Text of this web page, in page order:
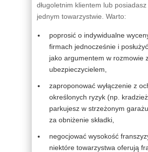
długoletnim klientem lub
jednym towarzystwie. Warto:
poprosić o indywidualne
firmach jednocześnie i
jako argumentem w rozmowie
ubezpieczycielem,
zaproponować wyłączenie z
określonych ryzyk (np.
parkujesz w strzeżonym
za obniżenie składki,
negocjować wysokość
niektóre towarzystwa oferują